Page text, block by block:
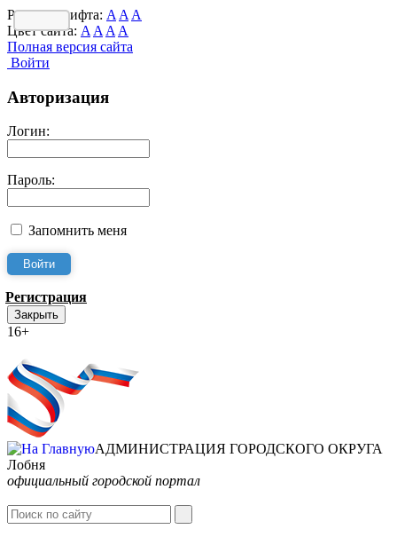
Размер шрифта: A A A
Цвет сайта: A A A A
Полная версия сайта
Войти
Авторизация
Логин:
Пароль:
Запомнить меня
Регистрация
Закрыть
16+
АДМИНИСТРАЦИЯ ГОРОДСКОГО ОКРУГА
Лобня
официальный городской портал